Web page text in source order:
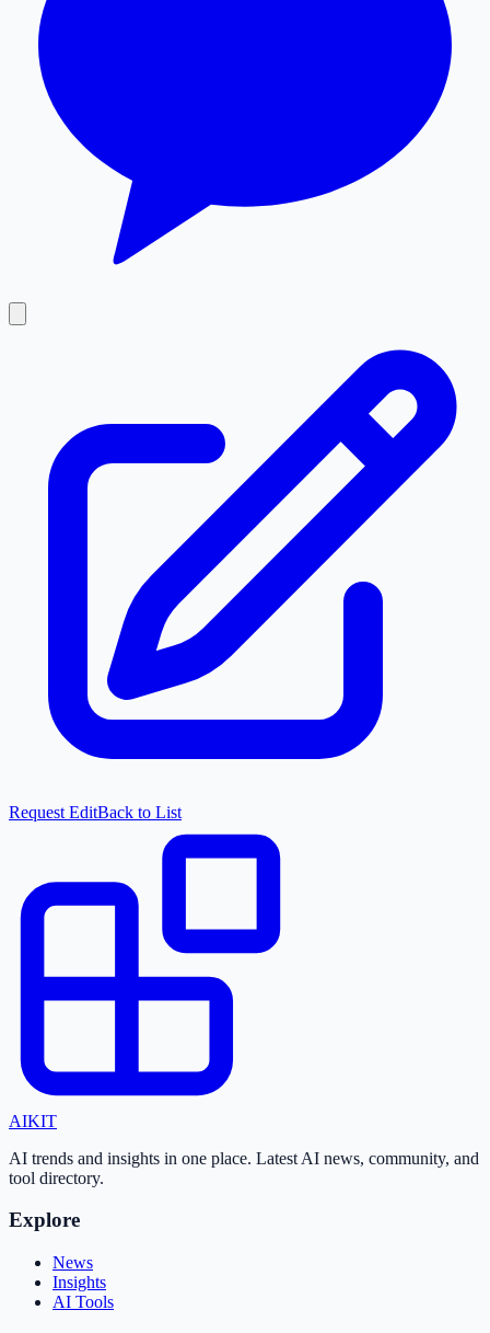
Request EditBack to List
AIKIT
AI trends and insights in one place. Latest AI news, community, and
tool directory.
Explore
News
Insights
AI Tools